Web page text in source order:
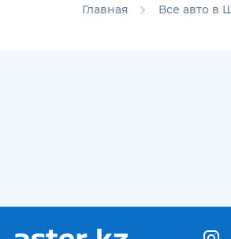
Главная Все авто в